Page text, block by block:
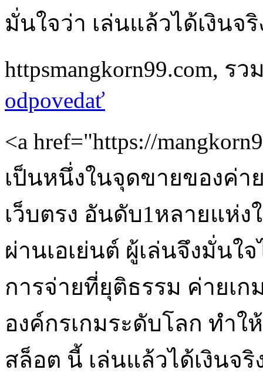
มั่นใจว่า เล่นแล้วได้เงิน
httpsmangkorn99.com, รว
odpovedať
<a href="https://
เป็นหนึ่งในจุดขายของค่า
เว็บตรง อันดับ1หลายแห่ง
ผ่านเอเย่นต์ ผู้เล่นจึงมั่น
การจ่ายที่ยุติธรรม ค่ายเ
องค์กรเกมระดับโลก ทำ
สล็อต นี้ เล่นแล้วได้เงินจ